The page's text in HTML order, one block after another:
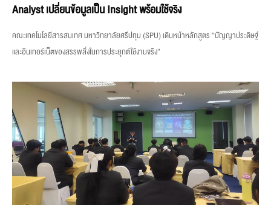
Analyst เปลี่ยนข้อมูลเป็น Insight พร้อมใช้จริง
คณะเทคโนโลยีสารสนเทศ มหาวิทยาลัยศรีปทุม (SPU) เดินหน้าหลักสูตร “ปัญญาประดิษฐ์
และอินเทอร์เน็ตของสรรพสิ่งในการประยุกต์ใช้งานจริง”